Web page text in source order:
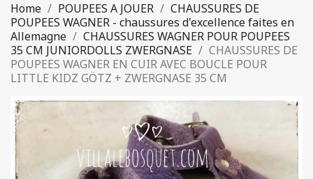
Home POUPEES A JOUER
CHAUSSURES DE
POUPEES WAGNER - chaussures d'excellence faites en
Allemagne
CHAUSSURES WAGNER POUR POUPEES
35 CM JUNIORDOLLS ZWERGNASE
CHAUSSURES DE
POUPEES WAGNER EN CUIR AVEC BOUCLE POUR
LITTLE KIDZ GÖTZ + ZWERGNASE 35 CM